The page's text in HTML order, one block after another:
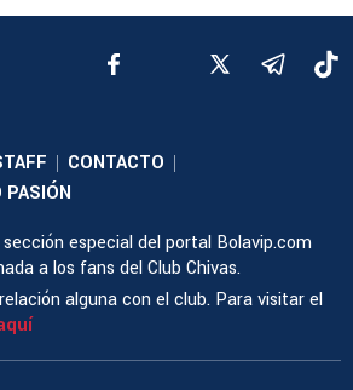
| CONTACTO |
PASIÓN
especial del portal Bolavip.com
a los fans del Club Chivas.
alguna con el club. Para visitar el